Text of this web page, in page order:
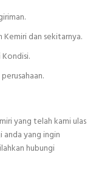
dan sekitarnya.
yang telah kami ulas
anda yang ingin
hubungi